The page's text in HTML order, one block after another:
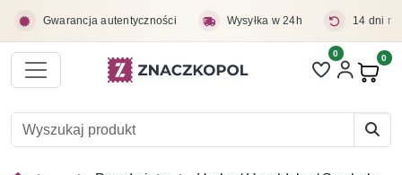
Gwarancja autentyczności Wysyłka w 24h 14 dni
Liczba pozycji
0 0